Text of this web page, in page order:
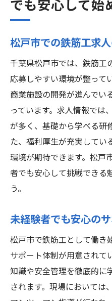
でも安心して始
松戸市での鉄筋工求
千葉県松戸市では、鉄筋工
応募しやすい環境が整って
商業施設の開発が進んでい
っています。求人情報では
が多く、基礎から学べる研
た、福利厚生が充実してい
環境が期待できます。松戸
者でも安心して挑戦できる
う。
未経験者でも安心の
松戸市で鉄筋工として働き
サポート体制が用意されて
知識や安全管理を徹底的に
されます。現場においては